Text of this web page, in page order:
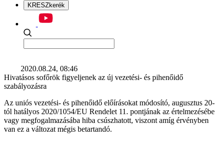
KRESZkerék
2020.08.24, 08:46
Hivatásos sofőrök figyeljenek az új vezetési- és pihenőidő
szabályozásra
Az uniós vezetési- és pihenőidő előírásokat módosító, augusztus 20-
tól hatályos 2020/1054/EU Rendelet 11. pontjának az értelmezésébe
vagy megfogalmazásába hiba csúszhatott, viszont amíg érvényben
van ez a változat mégis betartandó.